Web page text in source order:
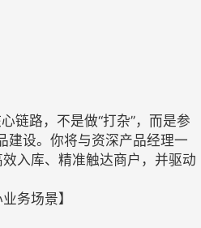
链路，不是做“打杂”，而是参
建设。你将与资深产品经理一
入库、精准触达商户，并驱动
务场景】